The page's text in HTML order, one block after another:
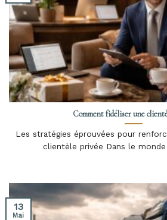
Comment fidéliser une
Les stratégies éprouvées pour
clientèle privée Dans le
13
Mai